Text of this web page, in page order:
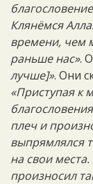
Клянёмся
времени, чем
раньше нас».
лучше]». Они
«Приступая к
плеч и
выпрямлялся
на свои
произносил